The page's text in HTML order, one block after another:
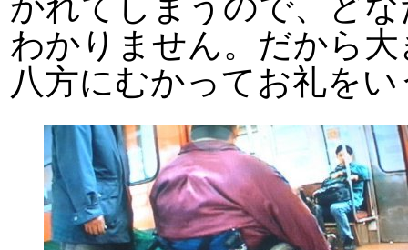
わかりません。だから
八方にむかってお礼を